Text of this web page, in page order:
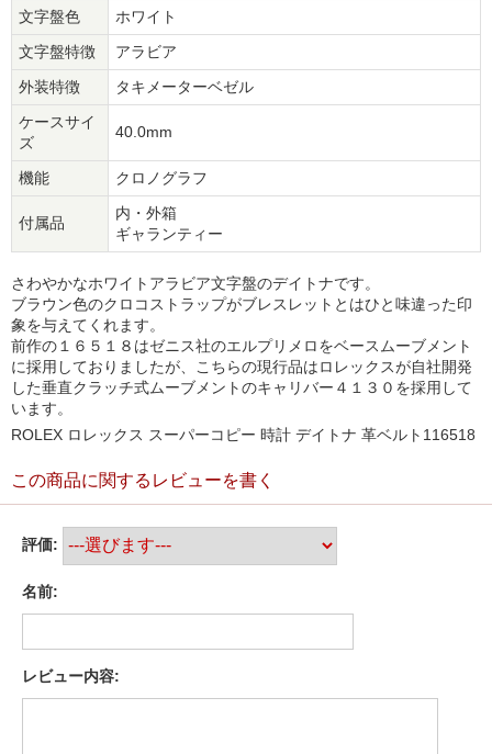
文字盤色
ホワイト
文字盤特徴
アラビア
外装特徴
タキメーターベゼル
ケースサイ
ズ
40.0mm
機能 クロノグラフ
付属品
内・外箱
ギャランティー
さわやかなホワイトアラビア文字盤のデイトナです。
ブラウン色のクロコストラップがブレスレットとはひと味違った印
象を与えてくれます。
前作の１６５１８はゼニス社のエルプリメロをベースムーブメント
に採用しておりましたが、こちらの現行品はロレックスが自社開発
した垂直クラッチ式ムーブメントのキャリバー４１３０を採用して
います。
ROLEX ロレックス スーパーコピー 時計 デイトナ 革ベルト116518
この商品に関するレビューを書く
評価:
名前:
レビュー内容: